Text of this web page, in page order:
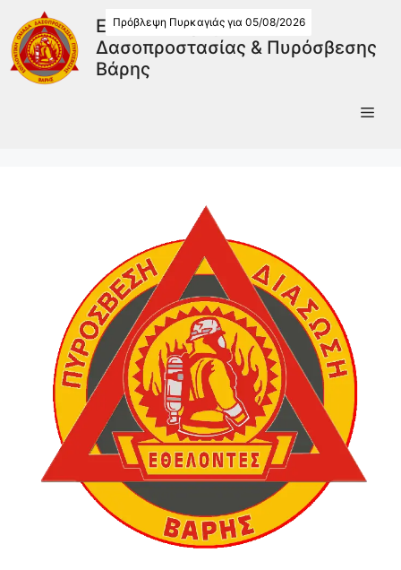
Εθελοντική Ομάδα
Δασοπροστασίας & Πυρόσβεσης
Βάρης
Πρόβλεψη Πυρκαγιάς για 05/08/2026